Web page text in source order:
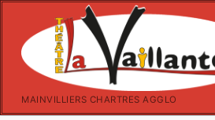
contenu
MAINVILLIERS CHARTRES AGGLO